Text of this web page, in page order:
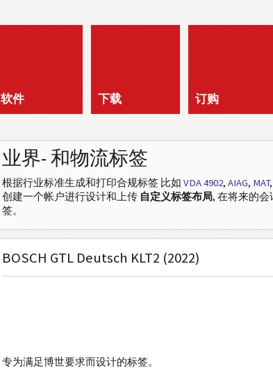
软件 下载 订购
业界- 和物流标签
根据行业标准生成和打印合规标签 比如 VDA 4902, AIAG, MAT,
创建一个帐户进行设计和上传 自定义标签布局, 在将来的会
签。
BOSCH GTL Deutsch KLT2 (2022)
专为满足博世要求而设计的标签。